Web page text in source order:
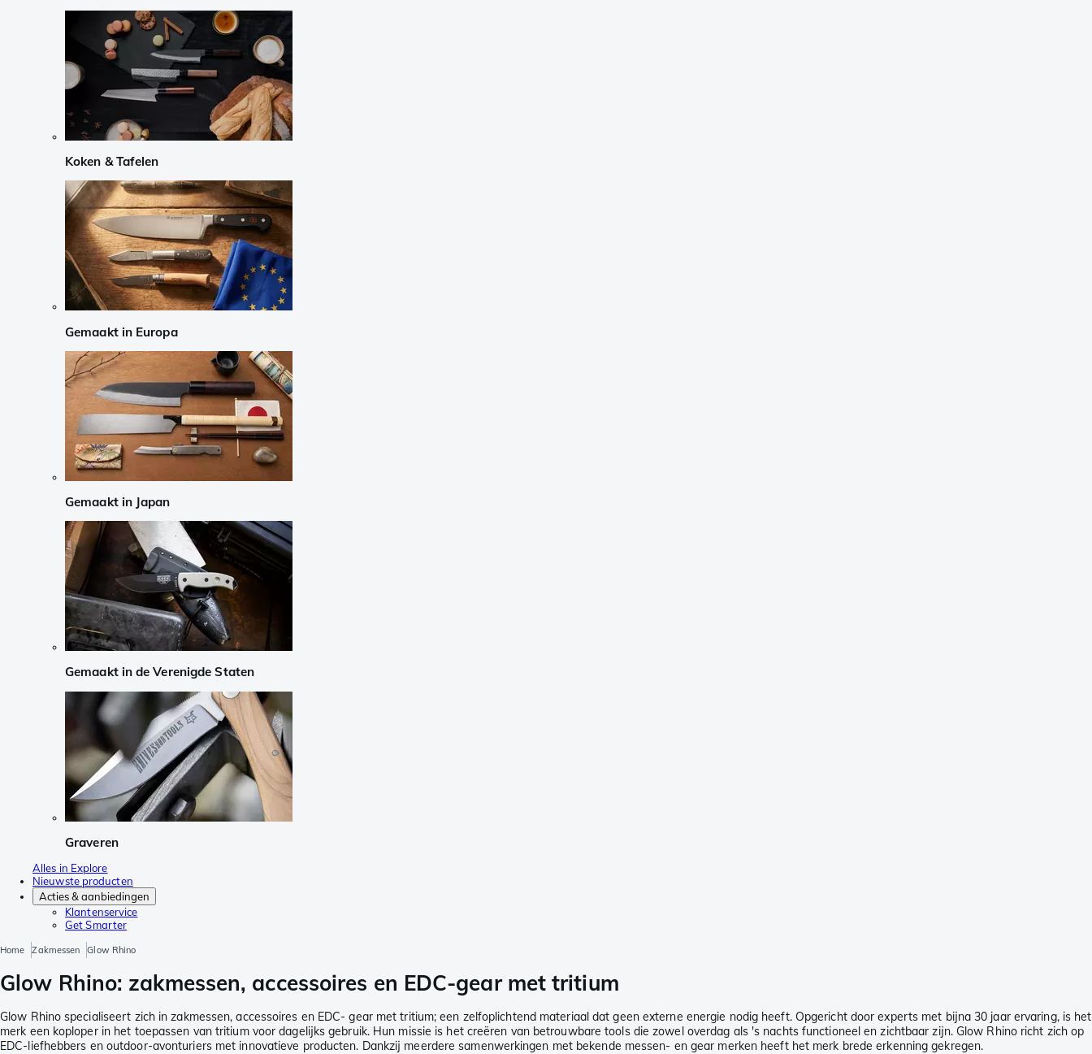
Koken & Tafelen
Gemaakt in Europa
Gemaakt in Japan
Gemaakt in de Verenigde Staten
Graveren
Alles in Explore
Nieuwste producten
Acties & aanbiedingen
Klantenservice
Get Smarter
Home Zakmessen Glow Rhino
Glow Rhino: zakmessen, accessoires en EDC-gear met tritium
Glow Rhino specialiseert zich in zakmessen, accessoires en EDC- gear met tritium; een zelfoplichtend materiaal dat geen externe energie nodig heeft. Opgericht door experts met bijna 30 jaar ervaring, is het
merk een koploper in het toepassen van tritium voor dagelijks gebruik. Hun missie is het creëren van betrouwbare tools die zowel overdag als 's nachts functioneel en zichtbaar zijn. Glow Rhino richt zich op
EDC-liefhebbers en outdoor-avonturiers met innovatieve producten. Dankzij meerdere samenwerkingen met bekende messen- en gear merken heeft het merk brede erkenning gekregen.